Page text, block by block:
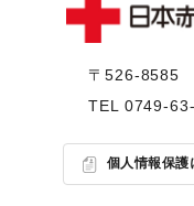
〒526-8585
TEL 0749-
個人情報保護